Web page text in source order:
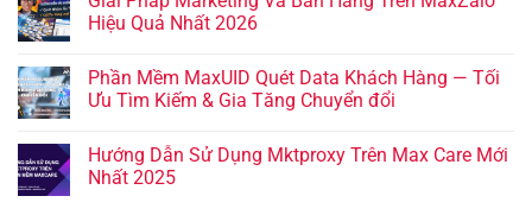
Hiệu Quả Nhất 2026
Phần Mềm MaxUID Quét Data Khách Hàng — Tối
Ưu Tìm Kiếm & Gia Tăng Chuyển đổi
Hướng Dẫn Sử Dụng Mktproxy Trên Max Care Mới
Nhất 2025